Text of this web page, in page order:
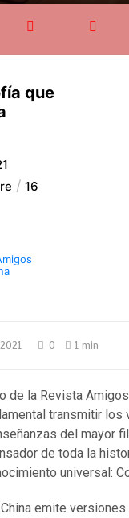
que
16
0 1 min
de la Revista
transmitir los
del mayor
de toda la
universal:
emite versiones